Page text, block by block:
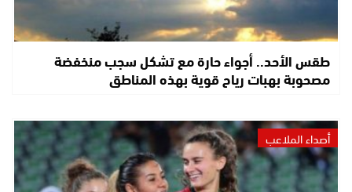
طقس الأحد.. أجواء حارة مع تشكل سجب منخفضة
مصحوبة بهبات رياح قوية بهذه المناطق
أصداء الملاعب